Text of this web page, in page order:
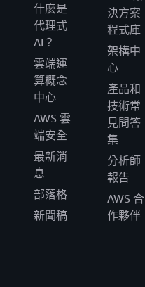
什麼是
代理式
AI？
雲端運
算概念
中心
AWS 雲
端安全
最新消
息
部落格
新聞稿
決方案
程式庫
架構中
心
產品和
技術常
見問答
集
分析師
報告
AWS 合
作夥伴